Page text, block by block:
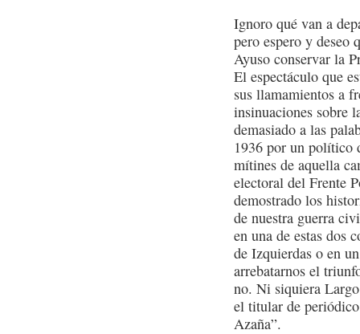
Ignoro qué van a
pero espero y deseo
Ayuso conservar la
El espectáculo que
sus llamamientos a
insinuaciones sobre
demasiado a las
1936 por un político
mítines de aquella
electoral del Frente
demostrado los
de nuestra guerra
en una de estas dos
de Izquierdas o en
arrebatarnos el
no. Ni siquiera
el titular de
Azaña”.